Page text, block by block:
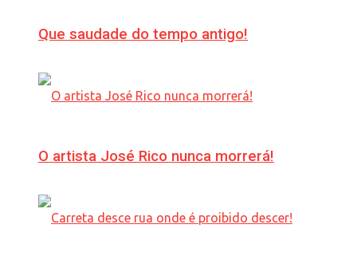
Que saudade do tempo antigo!
O artista José Rico nunca morrerá!